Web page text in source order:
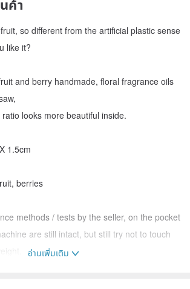
ค้า
so different from the artificial plastic sense
like it?
and berry handmade, floral fragrance oils
looks more beautiful inside.
1.5cm
berries
methods / tests by the seller, on the pocket
are still intact, but still try not to touch
อ่านเพิ่มเติม